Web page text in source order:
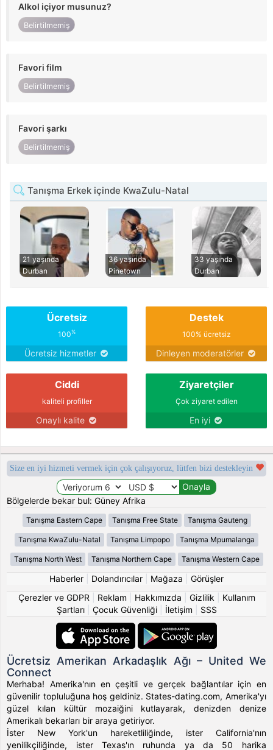
Alkol içiyor musunuz?
Belirtilmemiş
Favori film
Belirtilmemiş
Favori şarkı
Belirtilmemiş
Tanışma Erkek içinde KwaZulu-Natal
21 yaşında
Durban
36 yaşında
Pinetown
33 yaşında
Durban
Ücretsiz
100%
Ücretsiz hizmetler
Destek
100% ücretsiz
Dinleyen moderatörler
Ciddi
kaliteli profiller
Onaylı kalite
Ziyaretçiler
Çok ziyaret edilen
En iyi
Size en iyi hizmeti vermek için çok çalışıyoruz, lütfen bizi destekleyin
Bölgelerde bekar bul: Güney Afrika
Tanışma Eastern Cape Tanışma Free State Tanışma Gauteng
Tanışma KwaZulu-Natal Tanışma Limpopo Tanışma Mpumalanga
Tanışma North West Tanışma Northern Cape Tanışma Western Cape
Haberler Dolandırıcılar Mağaza
Görüşler
Çerezler ve GDPR
Reklam Hakkımızda Gizlilik
Kullanım
Şartları| Çocuk Güvenliği| İletişim SSS
Ücretsiz Amerikan Arkadaşlık Ağı – United We
Connect
Merhaba! Amerika'nın en çeşitli ve gerçek bağlantılar için en
güvenilir topluluğuna hoş geldiniz. States-dating.com, Amerika'yı
güzel kılan kültür mozaiğini kutlayarak, denizden denize
Amerikalı bekarları bir araya getiriyor.
İster New York'un hareketliliğinde, ister California'nın
yenilikçiliğinde, ister Texas'ın ruhunda ya da 50 harika